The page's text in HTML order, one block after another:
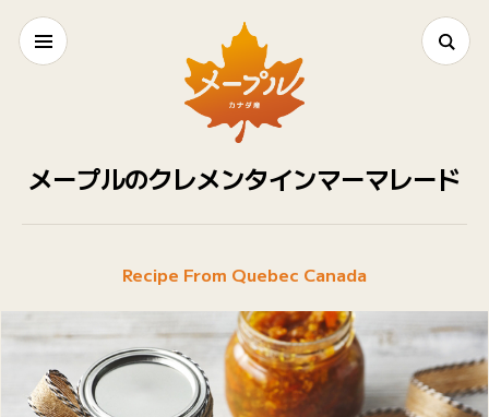
メープルのクレメンタインマーマレード
Recipe From Quebec Canada